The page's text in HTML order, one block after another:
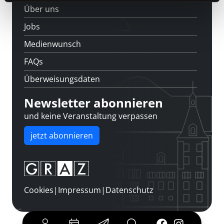
Über uns
Jobs
Medienwunsch
FAQs
Überweisungsdaten
Newsletter abonnieren
und keine Veranstaltung verpassen
jetzt abonnieren
Cookies| Impressum| Datenschutz